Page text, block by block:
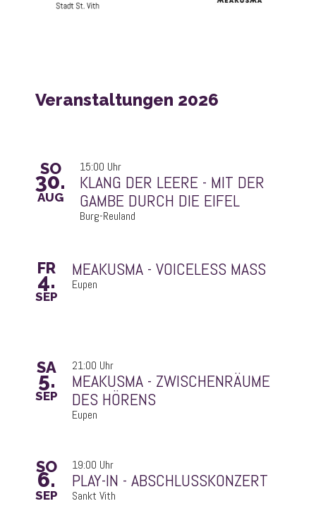
Veranstaltungen 2026
SO
30.
AUG
15:00 Uhr
GAMBE DURCH DIE EIFEL
Burg-Reuland
FR
4.
SEP
MEAKUSMA - VOICELESS MASS
Eupen
SA
5.
SEP
21:00 Uhr
DES HÖRENS
Eupen
SO
6.
SEP
19:00 Uhr
PLAY-IN - ABSCHLUSSKONZERT
Sankt Vith